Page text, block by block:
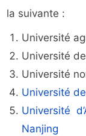
la suivante :
Université
Université
Université
Université
Université
Nanjing